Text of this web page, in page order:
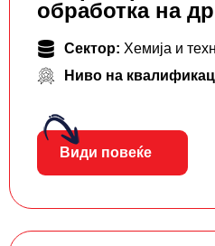
обработка на
Сектор: Хемија и
Ниво на
Види повеќе